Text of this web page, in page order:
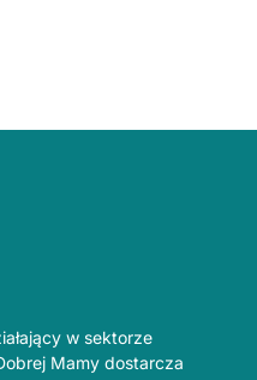
w sektorze
Mamy dostarcza